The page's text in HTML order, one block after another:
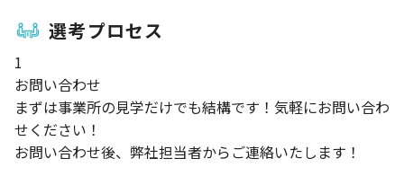
選考プロセス
1
お問い合わせ
まずは事業所の見学だけでも結構です！気軽にお問い合わ
せください！
お問い合わせ後、弊社担当者からご連絡いたします！